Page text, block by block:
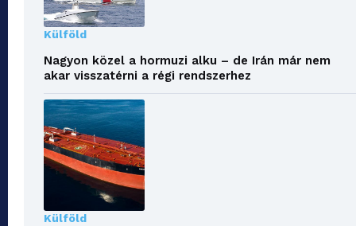
Külföld
Nagyon közel a hormuzi alku – de Irán már nem
akar visszatérni a régi rendszerhez
Külföld